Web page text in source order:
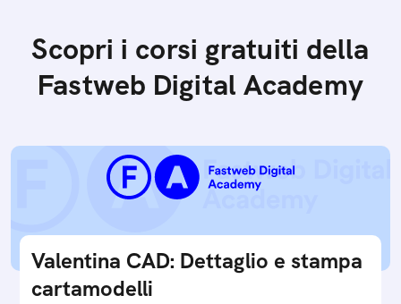
Scopri i corsi gratuiti della
Fastweb Digital Academy
Valentina CAD: Dettaglio e stampa
cartamodelli